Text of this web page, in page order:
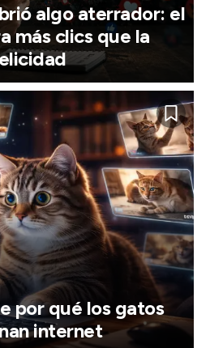
algo aterrador: el
más clics que la
por qué los gatos
internet